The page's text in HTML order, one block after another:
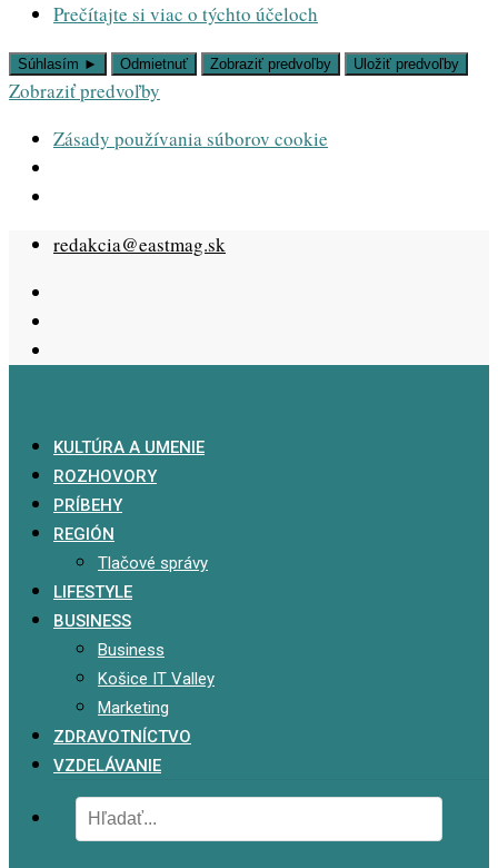
Prečítajte si viac o týchto účeloch
Súhlasím ► Odmietnuť Zobraziť predvoľby Uložiť predvoľby
Zobraziť predvoľby
Zásady používania súborov cookie
Skip
content
redakcia@eastmag.sk
KULTÚRA A UMENIE
ROZHOVORY
PRÍBEHY
REGIÓN
Tlačové správy
LIFESTYLE
BUSINESS
Business
Košice IT Valley
Marketing
ZDRAVOTNÍCTVO
VZDELÁVANIE